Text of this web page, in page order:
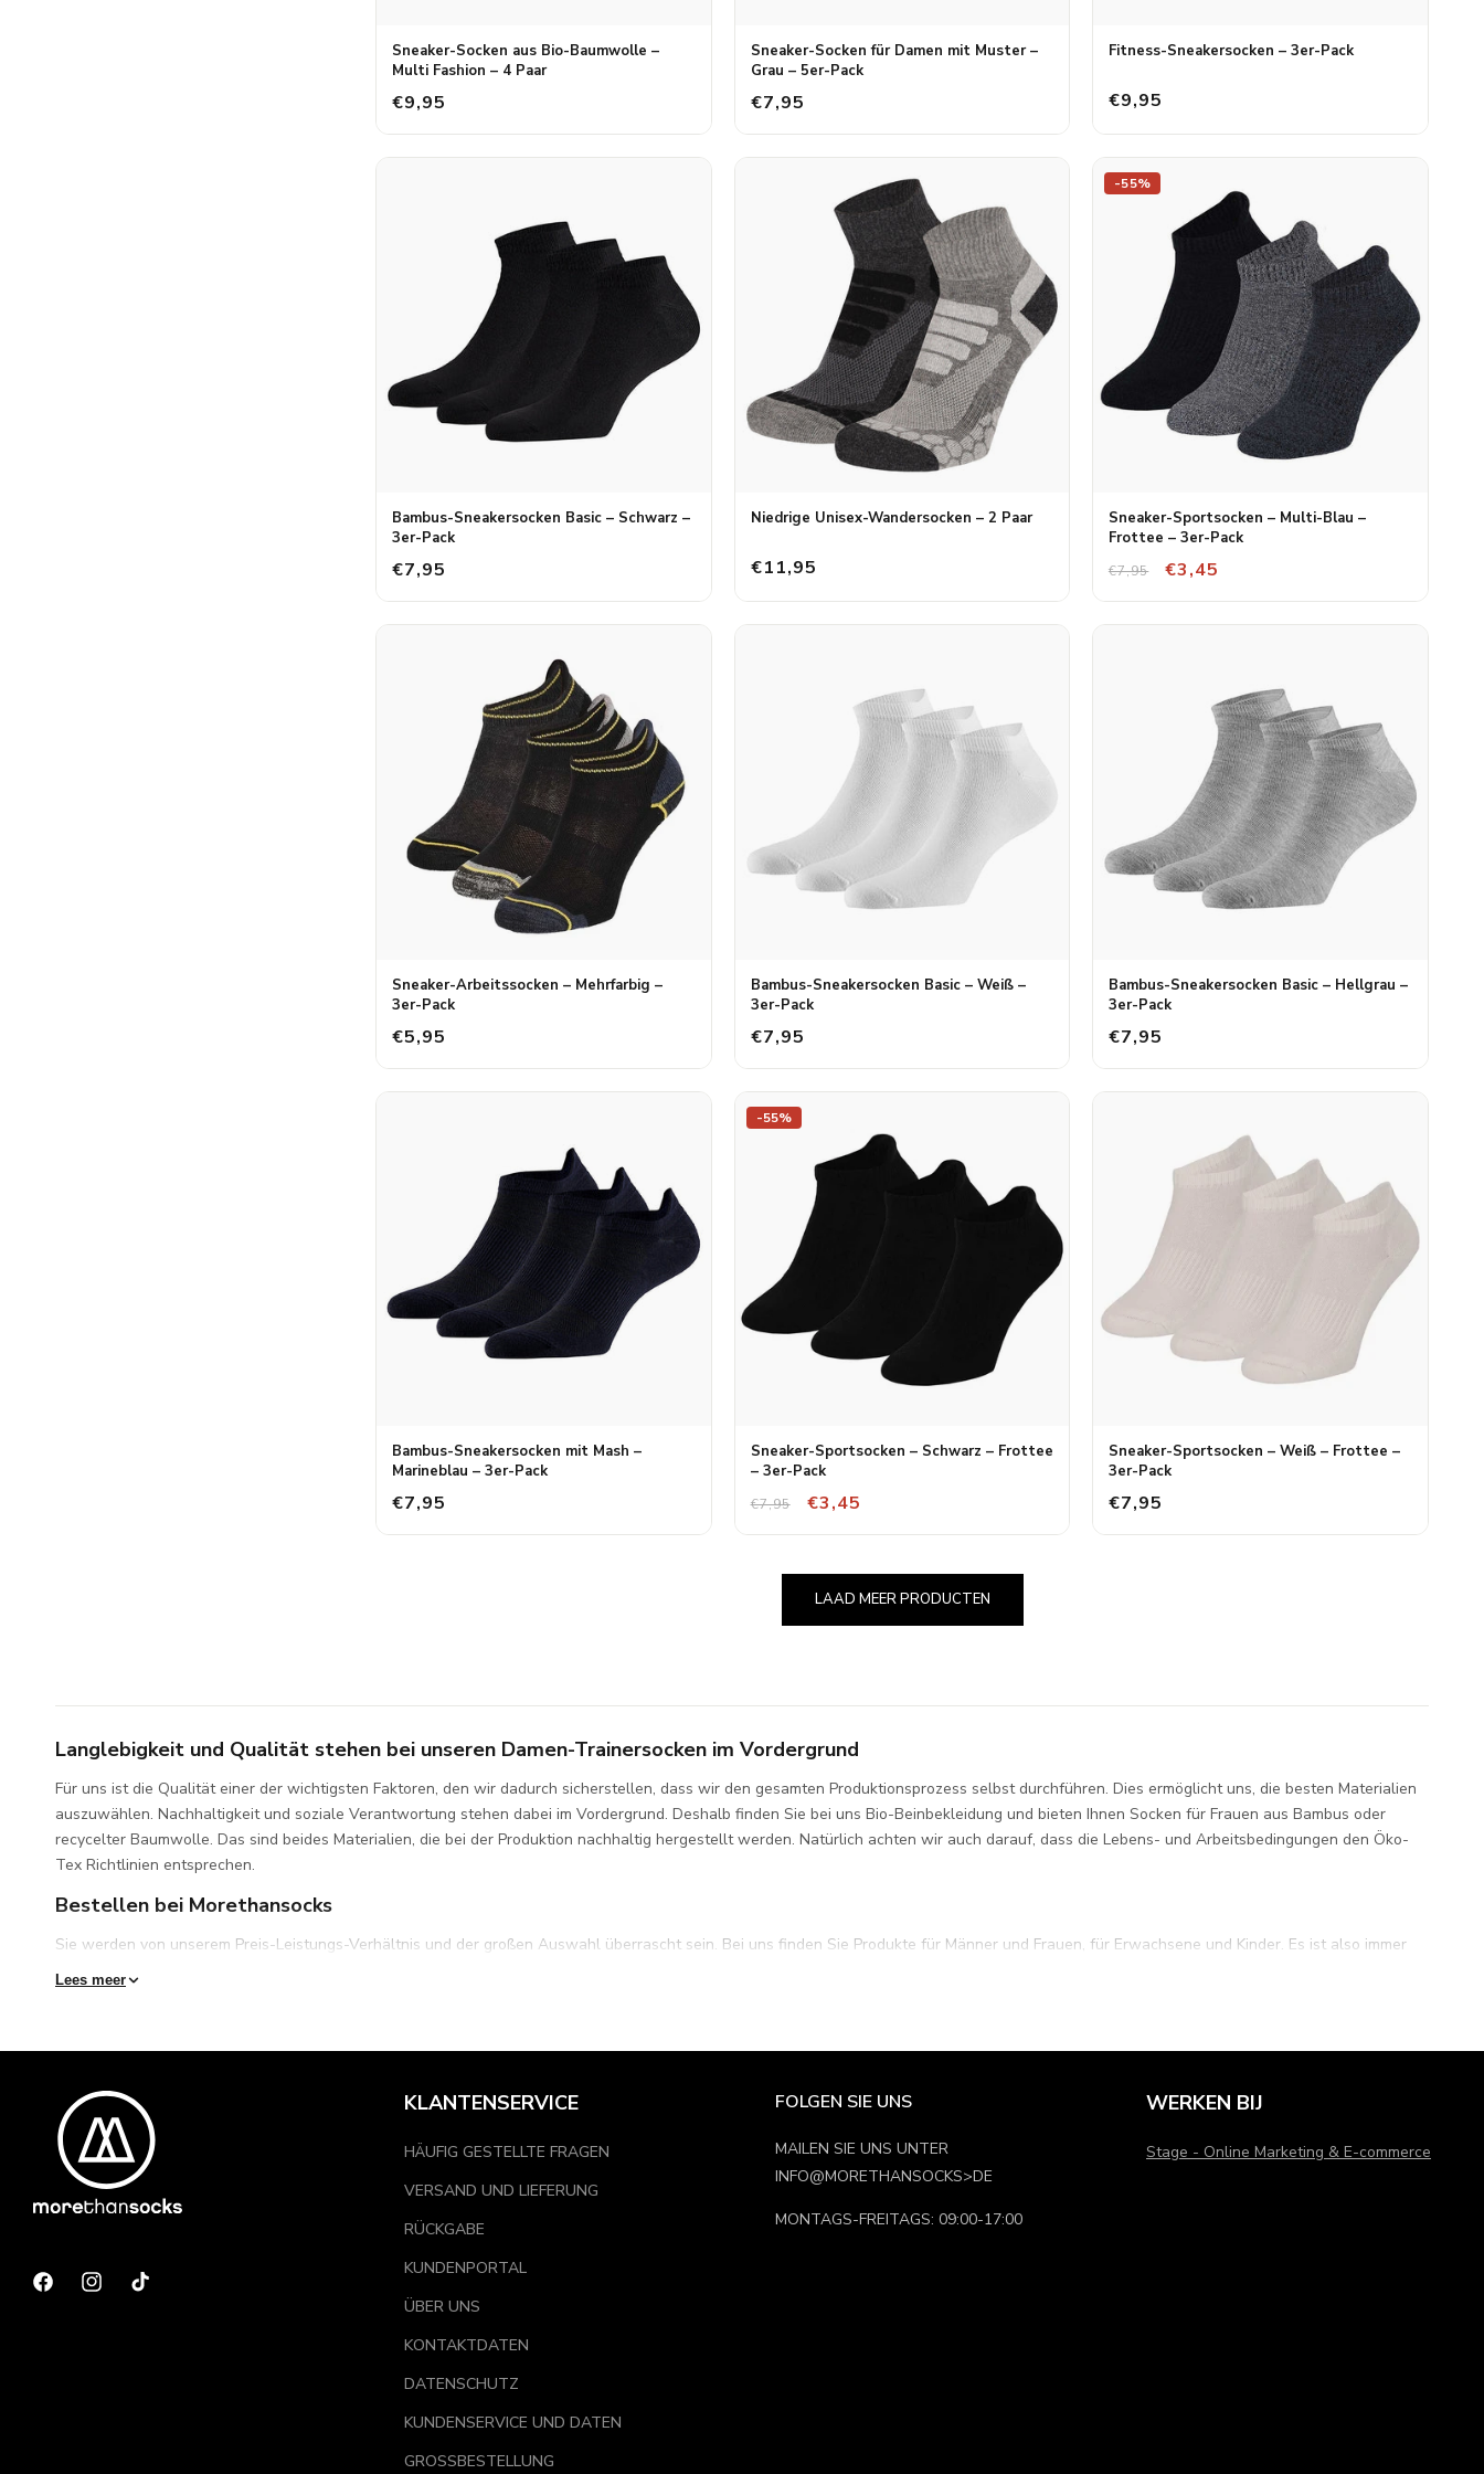
Sneaker-Socken aus Bio-Baumwolle –
Multi Fashion – 4 Paar
€9,95
Sneaker-Socken für Damen mit Muster –
Grau – 5er-Pack
€7,95
Fitness-Sneakersocken – 3er-Pack
€9,95
Bambus-Sneakersocken Basic – Schwarz –
3er-Pack
€7,95
Niedrige Unisex-Wandersocken – 2 Paar
€11,95
-55%
Sneaker-Sportsocken – Multi-Blau –
Frottee – 3er-Pack
€7,95 €3,45
Sneaker-Arbeitssocken – Mehrfarbig –
3er-Pack
€5,95
Bambus-Sneakersocken Basic – Weiß –
3er-Pack
€7,95
Bambus-Sneakersocken Basic – Hellgrau –
3er-Pack
€7,95
Bambus-Sneakersocken mit Mash –
Marineblau – 3er-Pack
€7,95
-55%
Sneaker-Sportsocken – Schwarz – Frottee
– 3er-Pack
€7,95 €3,45
Sneaker-Sportsocken – Weiß – Frottee –
3er-Pack
€7,95
LAAD MEER PRODUCTEN
Langlebigkeit und Qualität stehen bei unseren Damen-Trainersocken im Vordergrund
Für uns ist die Qualität einer der wichtigsten Faktoren, den wir dadurch sicherstellen, dass wir den gesamten Produktionsprozess selbst durchführen. Dies ermöglicht uns, die besten Materialien
auszuwählen. Nachhaltigkeit und soziale Verantwortung stehen dabei im Vordergrund. Deshalb finden Sie bei uns Bio-Beinbekleidung und bieten Ihnen Socken für Frauen aus Bambus oder
recycelter Baumwolle. Das sind beides Materialien, die bei der Produktion nachhaltig hergestellt werden. Natürlich achten wir auch darauf, dass die Lebens- und Arbeitsbedingungen den Öko-
Tex Richtlinien entsprechen.
Bestellen bei Morethansocks
Sie werden von unserem Preis-Leistungs-Verhältnis und der großen Auswahl überrascht sein. Bei uns finden Sie Produkte für Männer und Frauen, für Erwachsene und Kinder. Es ist also immer
eine gute Idee, das gesamte Sortiment zu durchstöbern und Ihre Bestellung sorgfältig zusammenzustellen. Wenn Sie Ihre Bestellung vor 16:00 Uhr aufgeben, werden Ihre Socken bereits am
Lees meer
FacebookInstagramTikTok
KLANTENSERVICE
HÄUFIG GESTELLTE FRAGEN
VERSAND UND LIEFERUNG
RÜCKGABE
KUNDENPORTAL
ÜBER UNS
KONTAKTDATEN
DATENSCHUTZ
KUNDENSERVICE UND DATEN
GROSSBESTELLUNG
FOLGEN SIE UNS
MAILEN SIE UNS UNTER
INFO@MORETHANSOCKS>DE
MONTAGS-FREITAGS: 09:00-17:00
WERKEN BIJ
Stage - Online Marketing & E-commerce